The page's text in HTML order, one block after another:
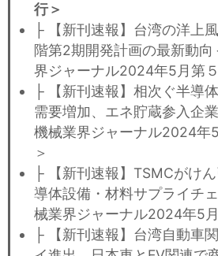
行＞
├ 【新刊速報】台湾の洋上
階第2期開発計画の最新動
界ジャーナル2024年5月第
├ 【新刊速報】相次ぐ半導
需要増加、エネ貯蔵参入企
機械業界ジャーナル2024年
＞
├ 【新刊速報】TSMCがけ
導体設備・材料サプライチ
械業界ジャーナル2024年5
├ 【新刊速報】台湾自動車